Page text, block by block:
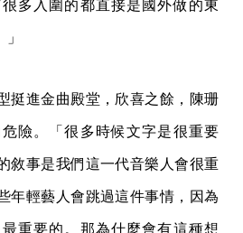
多入圍的都直接是國外做的東
挺進金曲殿堂，欣喜之餘，陳珊
險。「很多時候文字是很重要
敘事是我們這一代音樂人會很重
年輕藝人會跳過這件事情，因為
重要的。那為什麼會有這種想